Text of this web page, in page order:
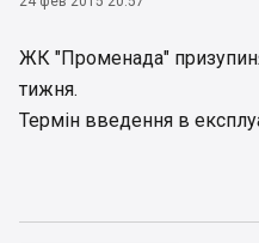
ЖК "Променада"
тижня.
Термін введення в